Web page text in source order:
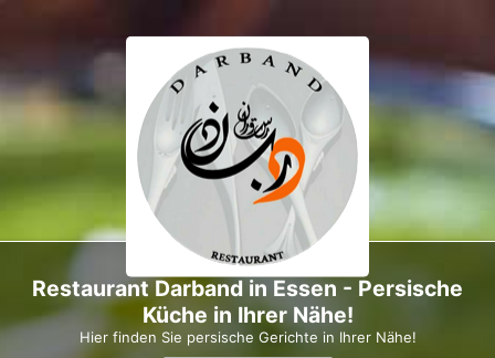
Restaurant Darband in Essen - Persische
Küche in Ihrer Nähe!
Hier finden Sie persische Gerichte in Ihrer Nähe!